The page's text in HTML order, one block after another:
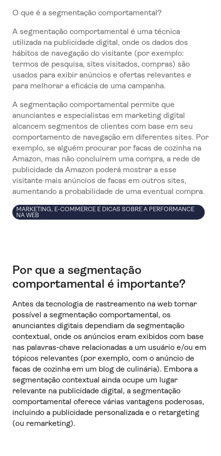
O que é a segmentação comportamental?
A segmentação comportamental é uma técnica
utilizada na publicidade digital, onde os dados dos
hábitos de navegação do visitante (por exemplo:
termos de pesquisa, sites visitados, compras) são
usados para exibir anúncios e ofertas relevantes e
para melhorar a eficácia de uma campanha.
A segmentação comportamental permite que
anunciantes e especialistas em marketing digital
alcancem segmentos de clientes com base em seu
comportamento de navegação em diferentes sites. Por
exemplo, se alguém procurar por facas de cozinha na
Amazon, mas não concluírem uma compra, a rede de
publicidade da Amazon poderá mostrar a esse
visitante mais anúncios de facas em outros sites,
aumentando a probabilidade de uma eventual compra.
MARKETING, E-COMMERCE E DICAS SOBRE A PERFORMANCE
NA WEB
Por que a segmentação
comportamental é importante?
Antes da tecnologia de rastreamento na web tornar
possível a segmentação comportamental, os
anunciantes digitais dependiam da segmentação
contextual, onde os anúncios eram exibidos com base
nas palavras-chave relacionadas a um usuário e/ou em
tópicos relevantes (por exemplo, com o anúncio de
facas de cozinha em um blog de culinária). Embora a
segmentação contextual ainda ocupe um lugar
relevante na publicidade digital, a segmentação
comportamental oferece várias vantagens poderosas,
incluindo a publicidade personalizada e o retargeting
(ou remarketing).